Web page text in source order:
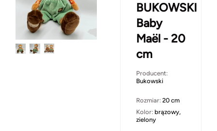
BUKOWSKI
Baby
Maël - 20
cm
Producent:
Bukowski
Rozmiar: 20 cm
Kolor: brązowy,
zielony